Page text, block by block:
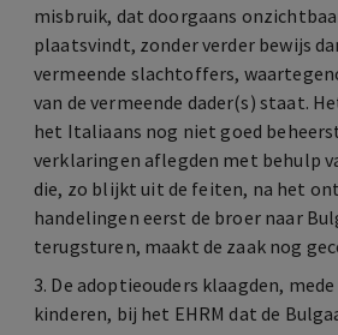
misbruik, dat doorgaans
plaatsvindt, zonder verder bewijs
vermeende slachtoffers,
van de vermeende dader(s) staat.
het Italiaans nog niet goed
verklaringen aflegden met behulp
die, zo blijkt uit de feiten, na het
handelingen eerst de broer naar
terugsturen, maakt de zaak nog
3. De adoptieouders klaagden,
kinderen, bij het EHRM dat de